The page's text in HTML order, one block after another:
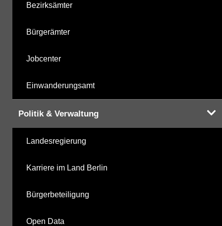
Bezirksämter
Bürgerämter
Jobcenter
Einwanderungsamt
Politik & Verwaltung
Landesregierung
Karriere im Land Berlin
Bürgerbeteiligung
Open Data